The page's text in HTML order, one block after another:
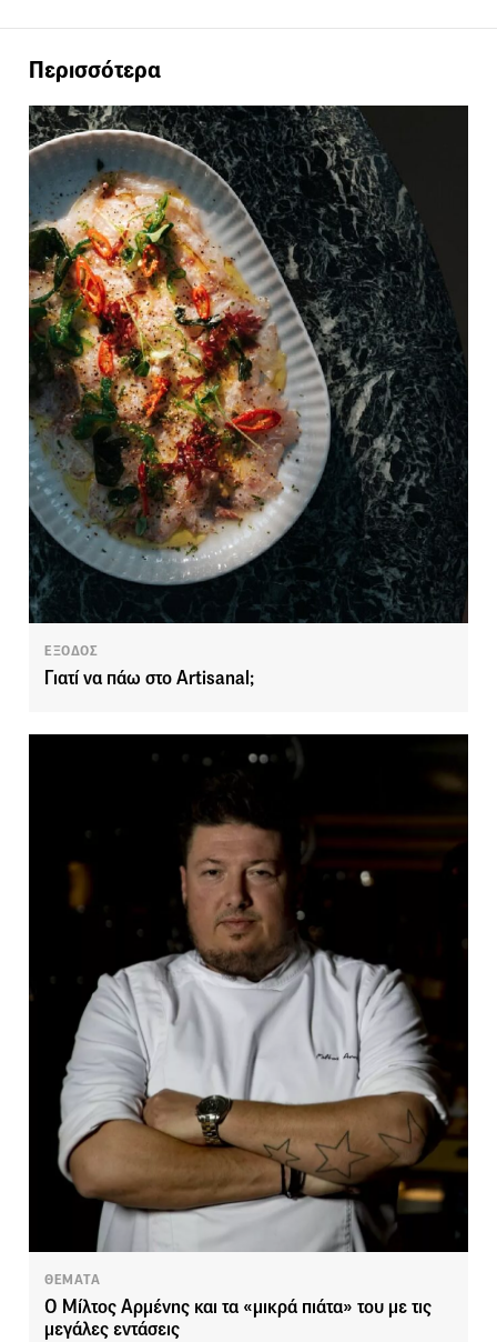
Περισσότερα
ΕΞΟΔΟΣ
Γιατί να πάω στο Αrtisanal;
ΘΕΜΑΤΑ
O Μίλτος Αρμένης και τα «μικρά πιάτα» του με τις
μεγάλες εντάσεις